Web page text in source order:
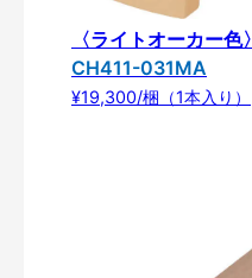
〈ライトオーカー色〉
CH411-031MA
¥19,300/梱（1本入り）